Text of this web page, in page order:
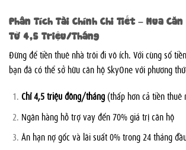
Phân Tích Tài Chính Chi Tiết – Mua Căn
Từ 4,5 Triệu/Tháng
Đừng để tiền thuê nhà trôi đi vô ích. Với cùng số
bạn đã có thể sở hữu căn hộ SkyOne với phương
Chỉ 4,5 triệu đồng/tháng(thấp hơn cả tiền thuê
Ngân hàng hỗ trợ vay đến 70% giá trị căn hộ
Ân hạn nợ gốc và lãi suất 0% trong 24 tháng